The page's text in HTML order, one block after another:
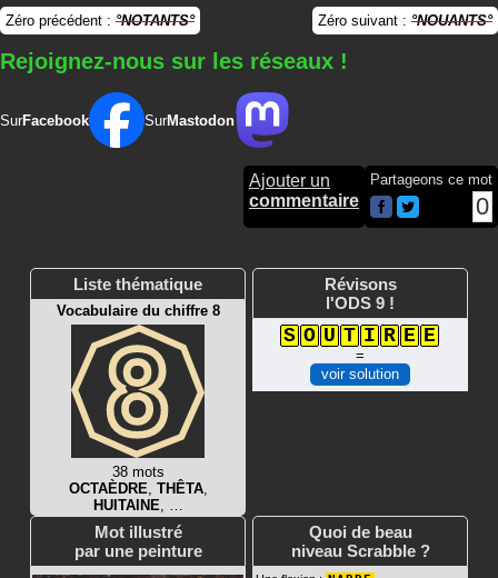
Zéro précédent : NOTANTS Zéro suivant : NOUANTS
Rejoignez-nous sur les réseaux !
SurFacebook SurMastodon
Ajouter un
commentaire
Partageons ce mot
0
Liste thématique
Vocabulaire du chiffre 8
38 mots
OCTAÈDRE, THÊTA,
HUITAINE, …
Révisons
l'ODS 9 !
S O U T I R E E
=
voir solution
Mot illustré
par une peinture
Quoi de beau
niveau Scrabble ?